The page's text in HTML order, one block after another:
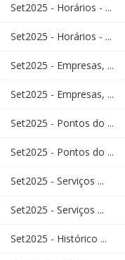
Set2025 - Horários - ...
Set2025 - Horários - ...
Set2025 - Empresas, ...
Set2025 - Empresas, ...
Set2025 - Pontos do ...
Set2025 - Pontos do ...
Set2025 - Serviços ...
Set2025 - Serviços ...
Set2025 - Histórico ...